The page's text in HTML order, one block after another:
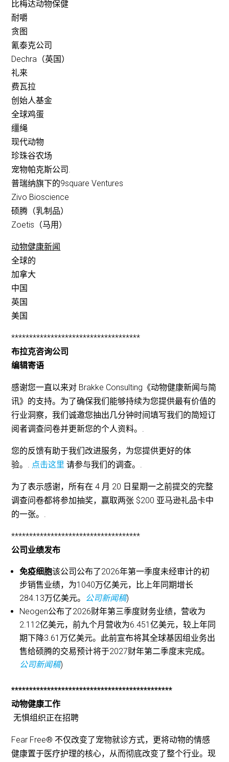
比梅达动物保健
耐嚼
贪图
氰泰克公司
Dechra（英国）
礼来
费瓦拉
创始人基金
全球鸡蛋
缰绳
现代动物
珍珠谷农场
宠物帕克斯公司.
普瑞纳旗下的9square Ventures
Zivo Bioscience
硕腾（乳制品）
Zoetis（马用）
动物健康新闻
全球的
加拿大
中国
英国
美国
************************************
布拉克咨询公司
编辑寄语
感谢您一直以来对 Brakke Consulting《动物健康新闻与简
讯》的支持。为了确保我们能够持续为您提供最有价值的
行业洞察，我们诚邀您抽出几分钟时间填写我们的简短订
阅者调查问卷并更新您的个人资料。.
您的反馈有助于我们改进服务，为您提供更好的体
验。. 点击这里 请参与我们的调查。.
为了表示感谢，所有在 4 月 20 日星期一之前提交的完整
调查问卷都将参加抽奖，赢取两张 $200 亚马逊礼品卡中
的一张。.
************************************
公司业绩发布
免疫细胞该公司公布了2026年第一季度未经审计的初
步销售业绩，为1040万亿美元，比上年同期增长
284.13万亿美元。 公司新闻稿)
Neogen公布了2026财年第三季度财务业绩，营收为
2.112亿美元，前九个月营收为6.451亿美元，较上年同
期下降3.61万亿美元。此前宣布将其全球基因组业务出
售给硕腾的交易预计将于2027财年第二季度末完成。
公司新闻稿)
*********************************************
动物健康工作
无惧组织正在招聘
Fear Free® 不仅改变了宠物就诊方式，更将动物的情感
健康置于医疗护理的核心，从而彻底改变了整个行业。现